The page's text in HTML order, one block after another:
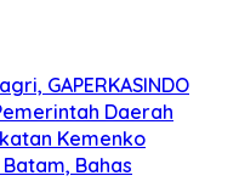
GAPERKASINDO
Daerah
Kemenko
Bahas